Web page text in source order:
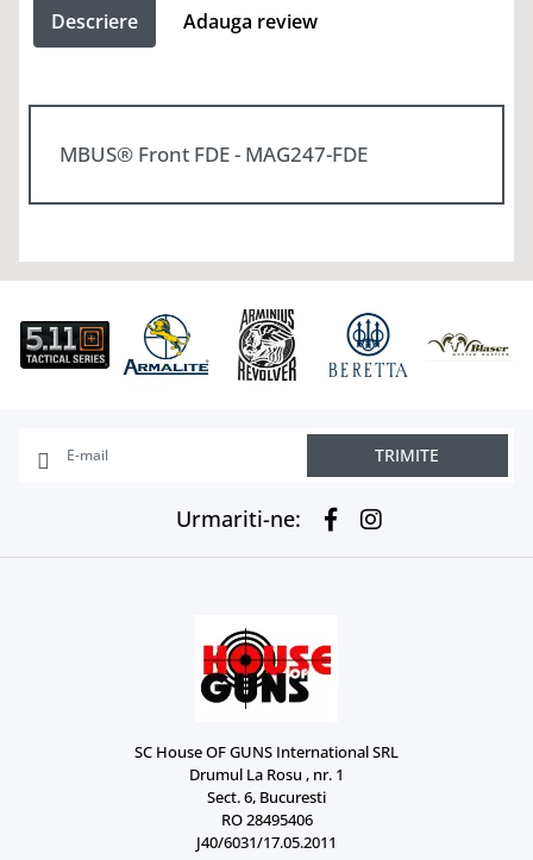
Descriere Adauga review
MBUS® Front FDE - MAG247-FDE
TRIMITE
Urmariti-ne:
SC House OF GUNS International SRL
Drumul La Rosu , nr. 1
Sect. 6, Bucuresti
RO 28495406
J40/6031/17.05.2011